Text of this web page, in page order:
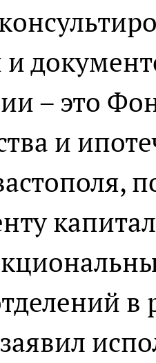
и
– это
и
в
заявил